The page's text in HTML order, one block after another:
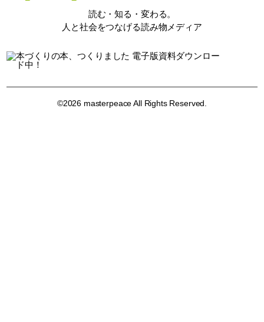
読む・知る・変わる。
人と社会をつなげる読み物メディア
©2026 masterpeace All Rights Reserved.